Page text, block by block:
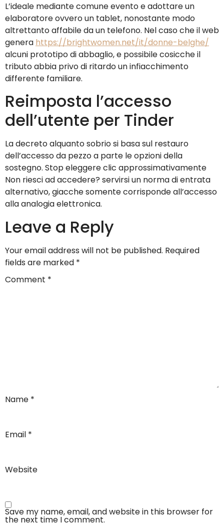
L’ideale mediante comune evento e adottare un
elaboratore ovvero un tablet, nonostante modo
altrettanto affabile da un telefono. Nel caso che il web
genera https://brightwomen.net/it/donne-belghe/
alcuni prototipo di abbaglio, e possibile cosicche il
tributo abbia privo di ritardo un infiacchimento
differente familiare.
Reimposta l’accesso
dell’utente per Tinder
La decreto alquanto sobrio si basa sul restauro
dell’accesso da pezzo a parte le opzioni della
sostegno. Stop eleggere clic approssimativamente
Non riesci ad accedere? servirsi un norma di entrata
alternativo, giacche somente corrisponde all’accesso
alla analogia elettronica.
Leave a Reply
Your email address will not be published. Required
fields are marked *
Comment *
Name *
Email *
Website
Save my name, email, and website in this browser for
the next time I comment.